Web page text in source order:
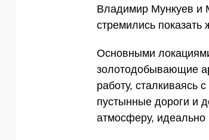
Владимир Мункуев и
стремились
Основными
золотодобывающие
работу, сталкиваясь
пустынные дороги и
атмосферу,